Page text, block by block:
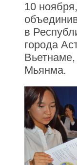
10
в
города
Мьянма.